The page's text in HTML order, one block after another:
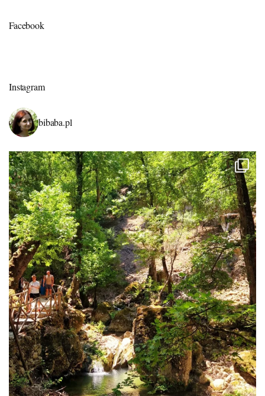
Facebook
Instagram
bibaba.pl